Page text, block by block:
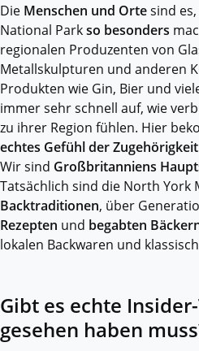
Die Menschen und Ortesind
National Parkso besonders
regionalen Produzenten von
Metallskulpturen und anderen
Produkten wie Gin, Bier und
immer sehr schnell auf, wie
zu ihrer Region fühlen. Hier
echtes Gefühl der Zugehörigkeit
Wir sind Großbritanniens
Tatsächlich sind die North York
Backtraditionen, über
Rezepten und begabten
lokalen Backwaren und
Gibt es echte
gesehen haben